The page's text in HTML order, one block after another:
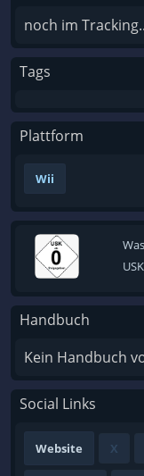
noch im
Tags
Plattform
Wii
Handbuch
Kein Handbuch
Social Links
Website X